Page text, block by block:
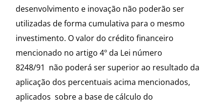
desenvolvimento e inovação não poderão ser
utilizadas de forma cumulativa para o mesmo
investimento. O valor do crédito financeiro
mencionado no artigo 4º da Lei número
8248/91 não poderá ser superior ao resultado da
aplicação dos percentuais acima mencionados,
aplicados sobre a base de cálculo do